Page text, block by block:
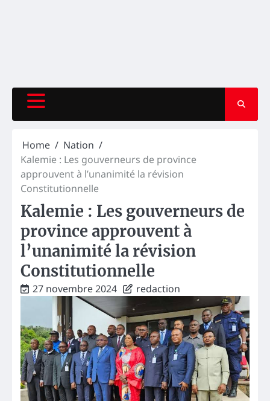
Home
Nation
Kalemie : Les gouverneurs de province
approuvent à l’unanimité la révision
Constitutionnelle
Kalemie : Les gouverneurs de
province approuvent à
l’unanimité la révision
Constitutionnelle
27 novembre 2024 redaction